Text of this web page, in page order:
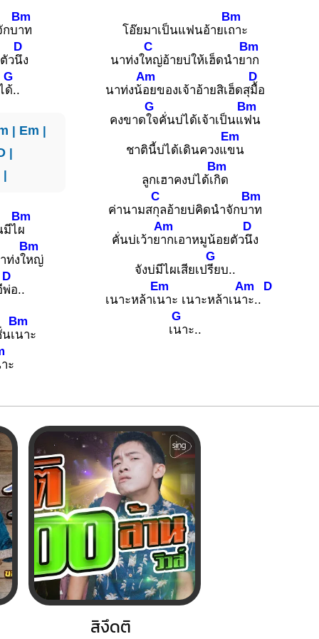
กบ
Bm
าท
ว
D
นึง
G
ด้..
| Em |
|
|
มีไ
Bm
ผ
ท่งใ
Bm
หญ่
D
พ่อ..
เ
Bm
นาะ
ะ
โอ๊ยมาเป็นแฟนอ้ายเ
Bm
ถาะ
นาท่งใ
C
หญ่อ้ายบ่ให้เฮ็ดนำย
Bm
าก
นาท่งน้
Am
อยของเจ้าอ้ายสิเฮ็ดสุ
D
มื้อ
คงขาด
G
ใจคั่นบ่ได้เจ้าเป็นแ
Bm
ฟน
ชาตินี้บ่ได้เดินควงแ
Em
ขน
ลูกเฮาคงบ่ได้เ
Bm
กิด
ค่านามส
C
กุลอ้ายบ่คิดนำจักบ
Bm
าท
คั่นบ่เว้าย
Am
ากเอาหมูน้อยตัว
D
นึง
จังบ่มีไผเสียเป
G
รียบ..
เนาะหล้าเ
Em
นาะ เนาะหล้าเน
Am
าะ..
D
เ
G
นาะ..
สิงึดติ